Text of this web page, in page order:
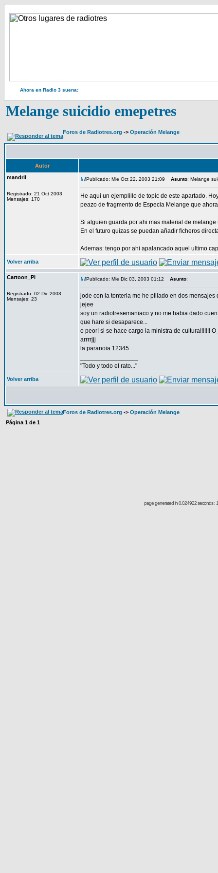
Ahora en Radio 3 suena:
Melange suicidio emepetres
Foros de Radiotres.org -> Operación Melange
Autor
mandril
Registrado: 21 Oct 2003
Mensajes: 170
Publicado: Mie Oct 22, 2003 21:09 Asunto: Melange
He aqui un ejemplillo de topic de este apartado.
peazo de fragmento de Especia Melange que
Si alguien guarda por ahi mas material de
En el futuro quizas se puedan añadir ficheros
Ademas: tengo por ahi apalancado aquel ultimo
Volver arriba
Cartoon_Pi
Registrado: 02 Dic 2003
Mensajes: 23
Publicado: Mie Dic 03, 2003 01:12 Asunto:
jode con la tonteria me he pillado en dos mensajes
jejee
soy un radiotresemaniaco y no me habia dado
que hare si desaparece...
o peor! si se hace cargo la ministra de cultura!!!!!!!
arrrrjjj
la paranoia 12345
"Todo y todo el rato..."
Volver arriba
Foros de Radiotres.org -> Operación Melange
Página 1 de 1
page generated in 0.024922 seconds :